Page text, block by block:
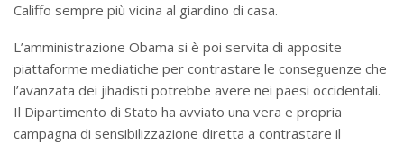
Califfo sempre più vicina al giardino di casa.
L’amministrazione Obama si è poi servita di apposite
piattaforme mediatiche per contrastare le conseguenze che
l’avanzata dei jihadisti potrebbe avere nei paesi occidentali.
Il Dipartimento di Stato ha avviato una vera e propria
campagna di sensibilizzazione diretta a contrastare il